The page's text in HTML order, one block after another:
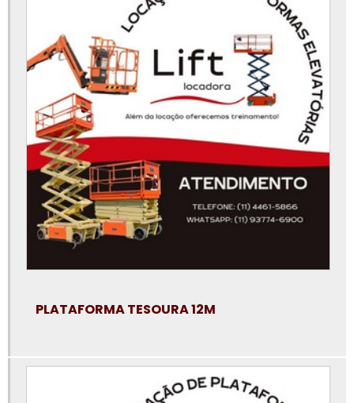
Locação de plataforma elevatória são paulo
Locação de plataforma elevatória sorocaba
Locação de plataforma elevatória tipo tesoura
Locação de plataforma elevatória valor
Locação de pta
Locação plataforma articulada
Locação plataforma articulada preço
Locação plataforma elevatória tesoura
Onde alugar aluguel de plataforma articulada
PLATAFORMA TESOURA 12M